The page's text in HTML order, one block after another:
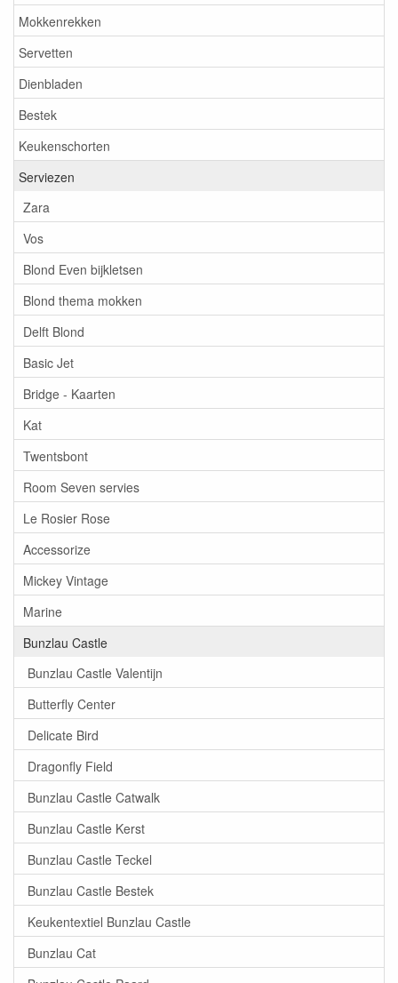
Mokkenrekken
Servetten
Dienbladen
Bestek
Keukenschorten
Serviezen
Zara
Vos
Blond Even bijkletsen
Blond thema mokken
Delft Blond
Basic Jet
Bridge - Kaarten
Kat
Twentsbont
Room Seven servies
Le Rosier Rose
Accessorize
Mickey Vintage
Marine
Bunzlau Castle
Bunzlau Castle Valentijn
Butterfly Center
Delicate Bird
Dragonfly Field
Bunzlau Castle Catwalk
Bunzlau Castle Kerst
Bunzlau Castle Teckel
Bunzlau Castle Bestek
Keukentextiel Bunzlau Castle
Bunzlau Cat